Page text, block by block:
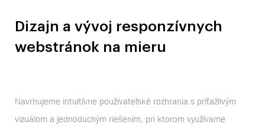
Dizajn a vývoj responzívnych
webstránok na mieru
Navrhujeme intuitívne používateľské rozhrania s príťažlivým
vizuálom a jednoduchým riešením, pri ktorom využívame